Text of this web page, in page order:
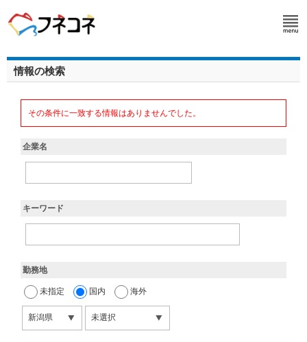
情報の検索
その条件に一致する情報はありませんでした。
企業名
キーワード
勤務地
未指定 国内 海外